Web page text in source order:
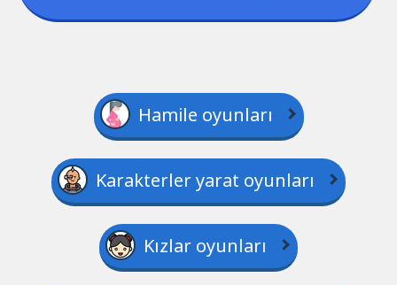
Hamile oyunları
Karakterler yarat oyunları
Kızlar oyunları